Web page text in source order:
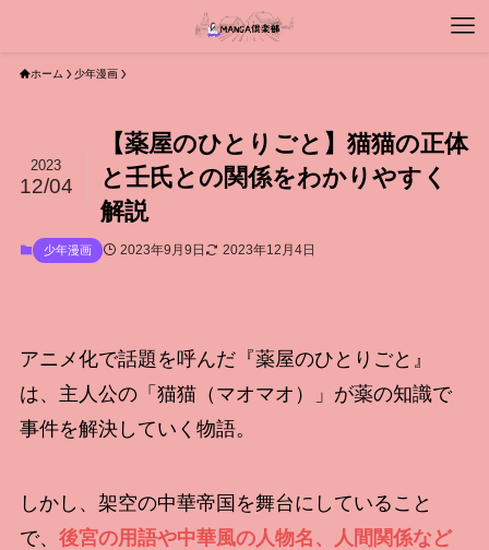
ホーム 少年漫画
【薬屋のひとりごと】猫猫の正体
と壬氏との関係をわかりやすく
解説
2023
12/04
少年漫画 2023年9月9日 2023年12月4日
アニメ化で話題を呼んだ『薬屋のひとりごと』
は、主人公の「猫猫（マオマオ）」が薬の知識で
事件を解決していく物語。
しかし、架空の中華帝国を舞台にしていること
で、 後宮の用語や中華風の人物名、人間関係など